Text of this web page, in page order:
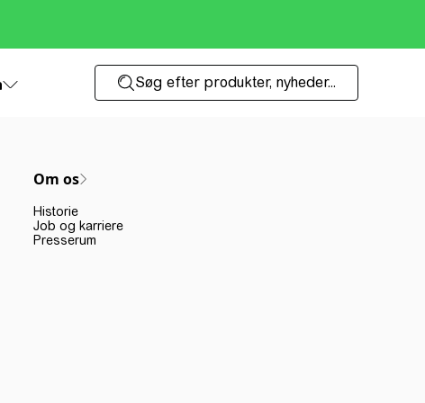
Søg efter produkter, nyheder...
Om os
Historie
Job og karriere
Presserum